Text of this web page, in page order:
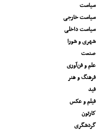
سیاست
سیاست خارجی
سیاست داخلی
شهری و شورا
صنعت
علم و فن‌آوری
فرهنگ و هنر
فید
فیلم و عکس
کارتون
گردشگری